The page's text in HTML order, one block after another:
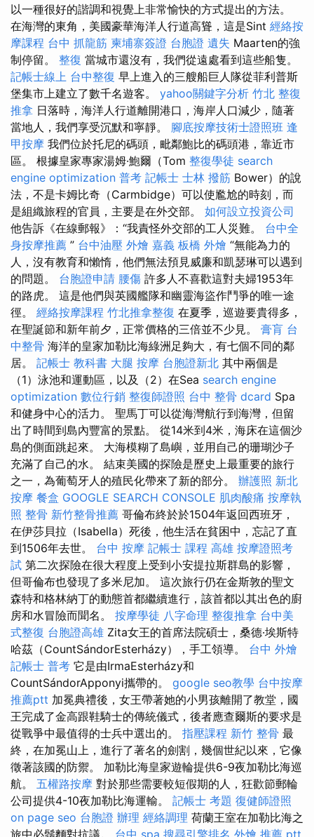
以一種很好的諧調和視覺上非常愉快的方式提出的方法。
在海灣的東角，美國豪華海洋人行道高聳，這是Sint 經絡按
摩課程 台中 抓龍筋 柬埔寨簽證 台胞證 遺失 Maarten的強
制停留。 整復 當城市還沒有，我們從遠處看到這些船隻。
記帳士線上 台中整復 早上進入的三艘船巨人隊從菲利普斯
堡集市上建立了數千名遊客。 yahoo關鍵字分析 竹北 整復
推拿 日落時，海洋人行道離開港口，海岸人口減少，隨著
當地人，我們享受沉默和寧靜。 腳底按摩技術士證照班 逢
甲按摩 我們位於托尼的碼頭，毗鄰鮑比的碼頭港，靠近市
區。 根據皇家專家湯姆·鮑爾（Tom 整復學徒 search
engine optimization 普考 記帳士 士林 撥筋 Bower）的說
法，不是卡姆比奇（Carmbidge）可以使尷尬的時刻，而
是組織旅程的官員，主要是在外交部。 如何設立投資公司
他告訴《在線郵報》：“我責怪外交部的工人災難。 台中全
身按摩推薦 ” 台中油壓 外燴 嘉義 板橋 外燴 “無能為力的
人，沒有教育和懶惰，他們無法預見威廉和凱瑟琳可以遇到
的問題。 台胞證申請 腰傷 許多人不喜歡這對夫婦1953年
的路虎。 這是他們與英國艦隊和幽靈海盜作鬥爭的唯一途
徑。 經絡按摩課程 竹北推拿整復 在夏季，巡遊要貴得多，
在聖誕節和新年前夕，正常價格的三倍並不少見。 膏肓 台
中整骨 海洋的皇家加勒比海綠洲足夠大，有七個不同的鄰
居。 記帳士 教科書 大腿 按摩 台胞證新北 其中兩個是
（1）泳池和運動區，以及（2）在Sea search engine
optimization 數位行銷 整復師證照 台中 整骨 dcard Spa
和健身中心的活力。 聖馬丁可以從海灣航行到海灣，但留
出了時間到島內豐富的景點。 從14米到4米，海床在這個沙
島的側面跳起來。 大海模糊了島嶼，並用自己的珊瑚沙子
充滿了自己的水。 結束美國的探險是歷史上最重要的旅行
之一，為葡萄牙人的殖民化帶來了新的部分。 辦護照 新北
按摩 餐盒 GOOGLE SEARCH CONSOLE 肌肉酸痛 按摩執
照 整骨 新竹整骨推薦 哥倫布終於於1504年返回西班牙，
在伊莎貝拉（Isabella）死後，他生活在貧困中，忘記了直
到1506年去世。 台中 按摩 記帳士 課程 高雄 按摩證照考
試 第二次探險在很大程度上受到小安提拉斯群島的影響，
但哥倫布也發現了多米尼加。 這次旅行仍在金斯敦的聖文
森特和格林納丁的動態首都繼續進行，該首都以其出色的廚
房和水冒險而聞名。 按摩學徒 八字命理 整復推拿 台中美
式整復 台胞證高雄 Zita女王的首席法院碩士，桑德·埃斯特
哈茲（CountSándorEsterházy），手工領導。 台中 外燴
記帳士 普考 它是由IrmaEsterházy和
CountSándorApponyi攜帶的。 google seo教學 台中按摩
推薦ptt 加冕典禮後，女王帶著她的小男孩離開了教堂，國
王完成了金高跟鞋騎士的傳統儀式，後者應查爾斯的要求是
從戰爭中最值得的士兵中選出的。 指壓課程 新竹 整骨 最
終，在加冕山上，進行了著名的劍割，幾個世紀以來，它像
徵著該國的防禦。 加勒比海皇家遊輪提供6-9夜加勒比海巡
航。 五權路按摩 對於那些需要較短假期的人，狂歡節郵輪​​
公司提供4-10夜加勒比海運輸。 記帳士 考題 復健師證照
on page seo 台胞證 辦理 經絡調理 荷蘭王室在加勒比海之
旅中必鬚麵對抗議。 台中 spa 搜尋引擎排名 外燴 推薦 ptt